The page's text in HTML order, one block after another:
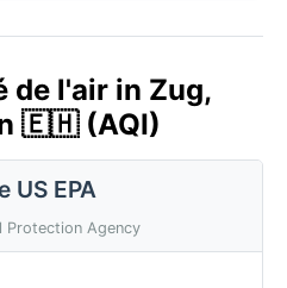
de l'air in Zug,
🇪🇭 (AQI)
US EPA
Protection Agency